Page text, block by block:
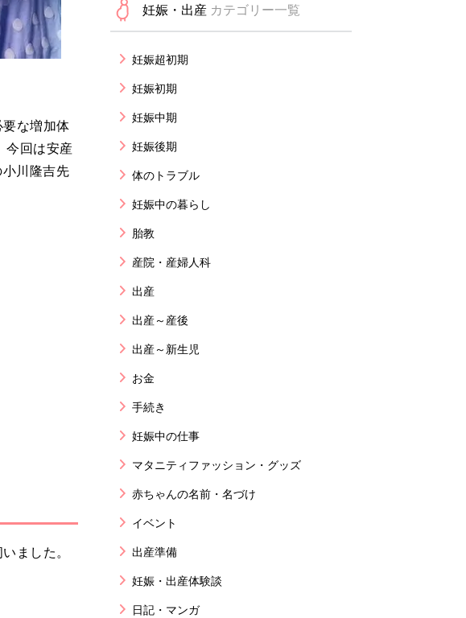
な増加体
今回は安産
川隆吉先
ました。
妊娠・出産 カテゴリー一覧
妊娠超初期
妊娠初期
妊娠中期
妊娠後期
体のトラブル
妊娠中の暮らし
胎教
産院・産婦人科
出産
出産～産後
出産～新生児
お金
手続き
妊娠中の仕事
マタニティファッション・グッズ
赤ちゃんの名前・名づけ
イベント
出産準備
妊娠・出産体験談
日記・マンガ